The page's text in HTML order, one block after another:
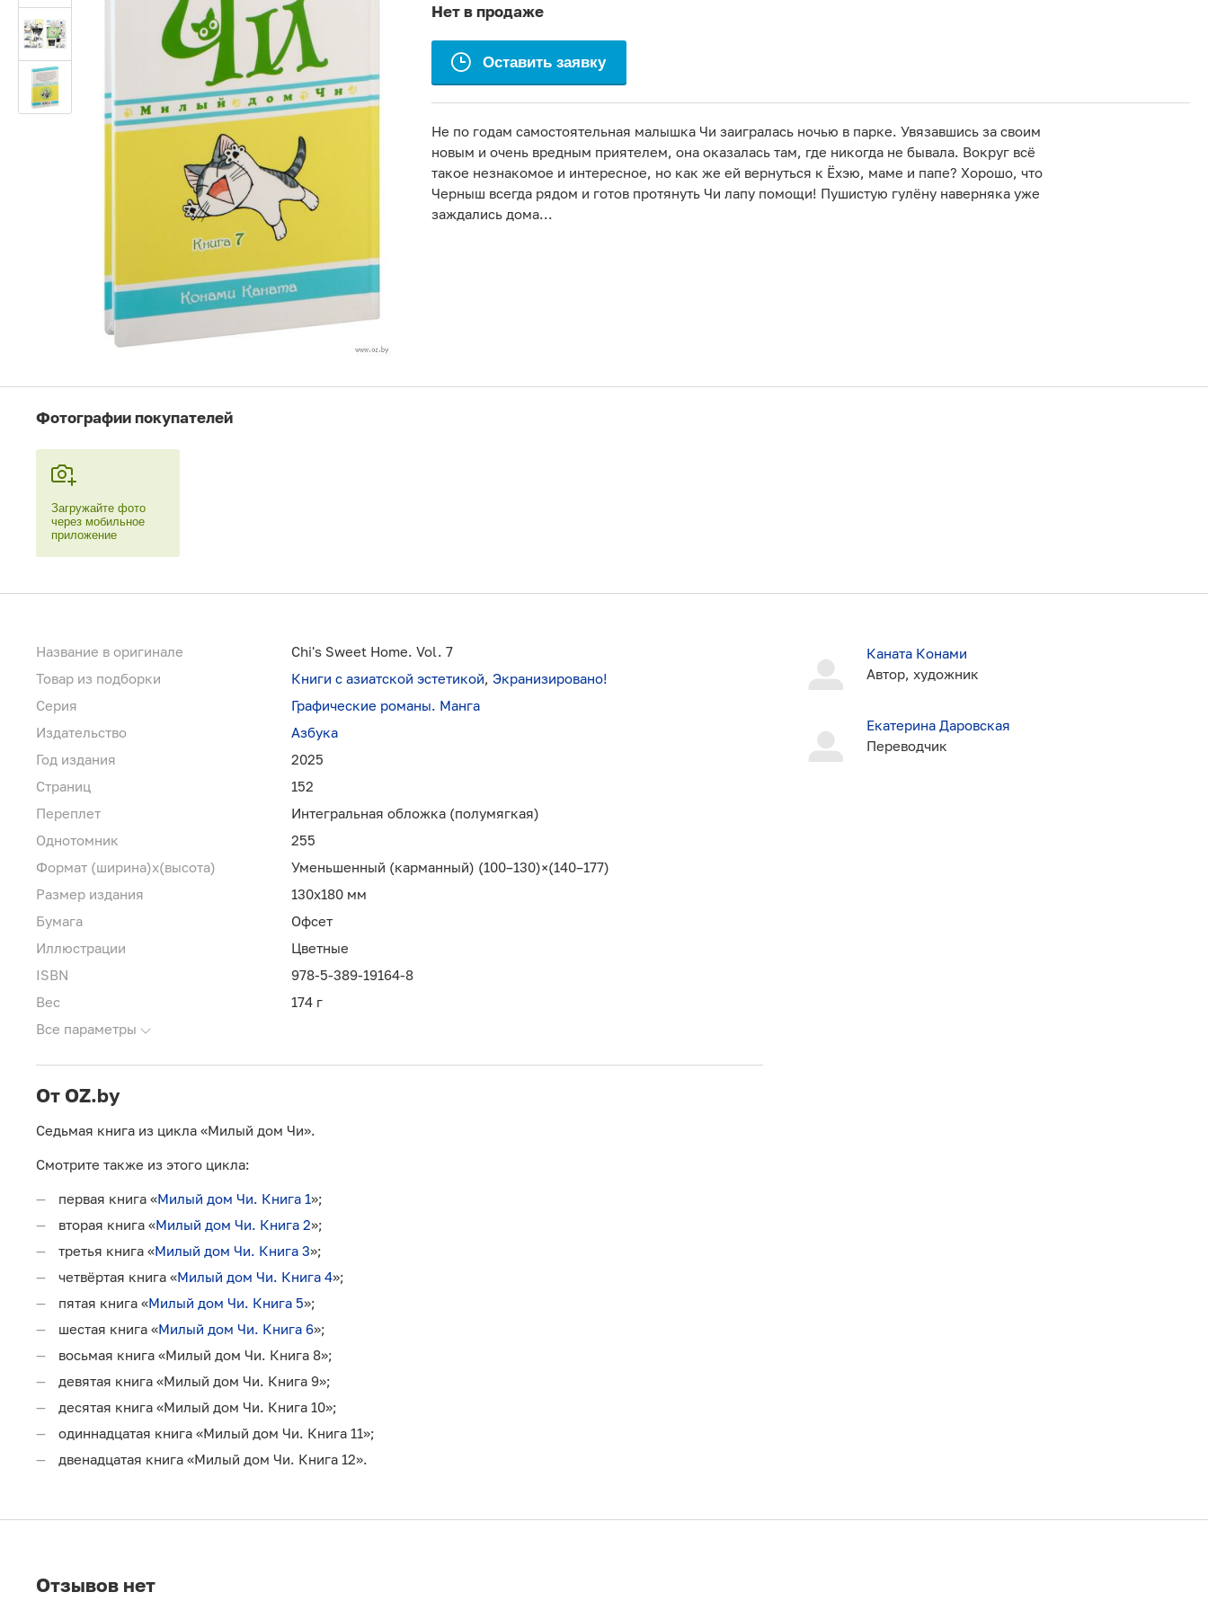
Нет в продаже
Оставить заявку
Не по годам самостоятельная малышка Чи заигралась ночью в парке. Увязавшись за своим
новым и очень вредным приятелем, она оказалась там, где никогда не бывала. Вокруг всё
такое незнакомое и интересное, но как же ей вернуться к Ёхэю, маме и папе? Хорошо, что
Черныш всегда рядом и готов протянуть Чи лапу помощи! Пушистую гулёну наверняка уже
заждались дома...
Фотографии покупателей
Загружайте фото
через мобильное
приложение
Название в оригинале
Chi's Sweet Home. Vol. 7
Товар из подборки
Книги с азиатской эстетикой, Экранизировано!
Серия
Графические романы. Манга
Издательство
Азбука
Год издания
2025
Страниц
152
Переплет
Интегральная обложка (полумягкая)
Однотомник
255
Формат (ширина)х(высота)
Уменьшенный (карманный) (100–130)×(140–177)
Размер издания
130х180 мм
Бумага
Офсет
Иллюстрации
Цветные
ISBN
978-5-389-19164-8
Вес
174 г
Все параметры
От OZ.by
Седьмая книга из цикла «Милый дом Чи».
Смотрите также из этого цикла:
первая книга «Милый дом Чи. Книга 1»;
вторая книга «Милый дом Чи. Книга 2»;
третья книга «Милый дом Чи. Книга 3»;
четвёртая книга «Милый дом Чи. Книга 4»;
пятая книга «Милый дом Чи. Книга 5»;
шестая книга «Милый дом Чи. Книга 6»;
восьмая книга «Милый дом Чи. Книга 8»;
девятая книга «Милый дом Чи. Книга 9»;
десятая книга «Милый дом Чи. Книга 10»;
одиннадцатая книга «Милый дом Чи. Книга 11»;
двенадцатая книга «Милый дом Чи. Книга 12».
Каната Конами
Автор, художник
Екатерина Даровская
Переводчик
Отзывов нет